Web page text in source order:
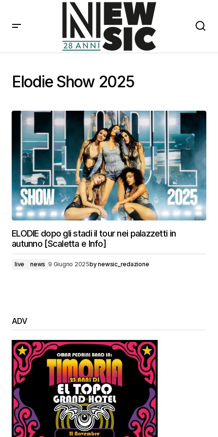
Elodie Show 2025
ELODIE dopo gli stadi il tour nei palazzetti in
autunno [Scaletta e Info]
live news 9 Giugno 2025bynewsic_redazione
ADV